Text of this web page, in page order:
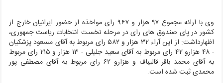
وی با ارائه مجموع ۹۷ هزار و ۹۶۷ رای مواخذه از حضور ایرانیان خارج از
کشور در پای صندوق های رای در مرحله نخست انتخابات ریاست جمهوری،
اظهارداشت: از این آراء ۳۲ هزار و ۵۸۲ رای مربوط به آقای مسعود پزشکیان
- ۴۸ هزارو ۴۲ رای مربوط به آقای سعید جلیلی - ۱۳ هزار و ۲۱۵ رای مربوط
به آقای محمد باقر قالیباف و هزارو ۶۲ رای مربوط به آقای مصطفی پور
محمدی ثبت شده است.